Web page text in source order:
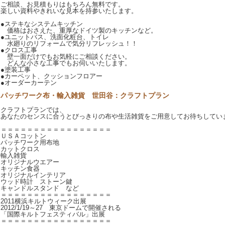
ご相談、お見積もりはもちろん無料です。
楽しい資料やきれいな見本を持参いたします。
●ステキなシステムキッチン
価格はおさえた、重厚なドイツ製のキッチンなど。
●ユニットバス、洗面化粧台、トイレ
水廻りのリフォームで気分リフレッシュ！！
●クロス工事
壁一面だけでもお気軽にご相談ください。
どんな小さな工事でもお伺いいたします。
●塗装工事
●カーペット、クッションフロアー
●オーダーカーテン
パッチワーク布・輸入雑貨 世田谷：クラフトプラン
クラフトプランでは、
あなたのセンスに合うとびっきりの布や生活雑貨をご用意してお待ちしてい
＝＝＝＝＝＝＝＝＝＝＝＝＝＝＝＝＝
ＵＳＡコットン
パッチワーク用布地
カットクロス
輸入雑貨
オリジナルウエアー
キッチン食器
オリジナルインテリア
ウッド時計 ストーン鍵
キャンドルスタンド など
＝＝＝＝＝＝＝＝＝＝＝＝＝＝＝＝＝
2011横浜キルトウィーク出展
2012/1/19～27 東京ドームで開催される
「国際キルトフェスティバル」出展
＝＝＝＝＝＝＝＝＝＝＝＝＝＝＝＝＝